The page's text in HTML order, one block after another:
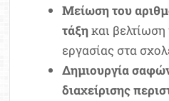
Μείωση του
τάξηκαι
εργασίας στα
Δημιουργία
διαχείρισης